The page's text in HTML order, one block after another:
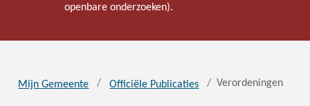
openbare onderzoeken).
Mijn Gemeente Officiële Publicaties Verordeningen